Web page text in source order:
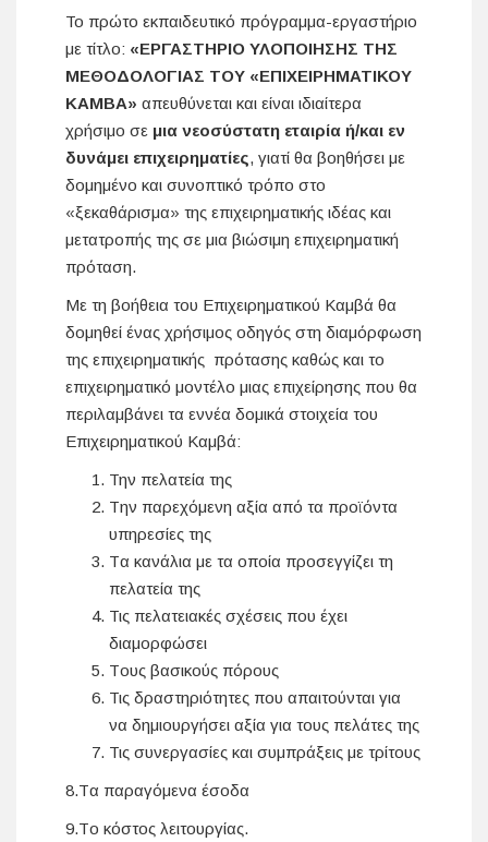
Το πρώτο εκπαιδευτικό πρόγραμμα-εργαστήριο
με τίτλο: «ΕΡΓΑΣΤΗΡΙΟ ΥΛΟΠΟΙΗΣΗΣ ΤΗΣ
ΜΕΘΟΔΟΛΟΓΙΑΣ ΤΟΥ «ΕΠΙΧΕΙΡΗΜΑΤΙΚΟΥ
ΚΑΜΒΑ» απευθύνεται και είναι ιδιαίτερα
χρήσιμο σε μια νεοσύστατη εταιρία ή/και εν
δυνάμει επιχειρηματίες, γιατί θα βοηθήσει με
δομημένο και συνοπτικό τρόπο στο
«ξεκαθάρισμα» της επιχειρηματικής ιδέας και
μετατροπής της σε μια βιώσιμη επιχειρηματική
πρόταση.
Με τη βοήθεια του Επιχειρηματικού Καμβά θα
δομηθεί ένας χρήσιμος οδηγός στη διαμόρφωση
της επιχειρηματικής πρότασης καθώς και το
επιχειρηματικό μοντέλο μιας επιχείρησης που θα
περιλαμβάνει τα εννέα δομικά στοιχεία του
Επιχειρηματικού Καμβά:
Την πελατεία της
Tην παρεχόμενη αξία από τα προϊόντα
υπηρεσίες της
Tα κανάλια με τα οποία προσεγγίζει τη
πελατεία της
Τις πελατειακές σχέσεις που έχει
διαμορφώσει
Tους βασικούς πόρους
Τις δραστηριότητες που απαιτούνται για
να δημιουργήσει αξία για τους πελάτες της
Τις συνεργασίες και συμπράξεις με τρίτους
8.Tα παραγόμενα έσοδα
9.Tο κόστος λειτουργίας.